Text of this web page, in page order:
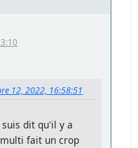
12, 2022, 16:58:51
dit qu'il y a
fait un crop